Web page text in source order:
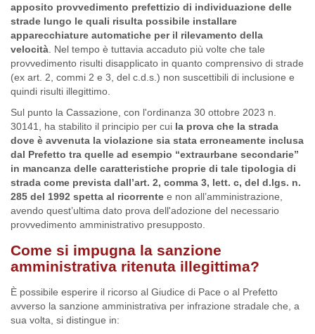
apposito provvedimento prefettizio di individuazione delle
strade lungo le quali risulta possibile installare
apparecchiature automatiche per il rilevamento della
velocità . Nel tempo è tuttavia accaduto più volte che tale
provvedimento risulti disapplicato in quanto comprensivo di strade
(ex art. 2, commi 2 e 3, del c.d.s.) non suscettibili di inclusione e
quindi risulti illegittimo.
Sul punto la Cassazione, con l'ordinanza 30 ottobre 2023 n.
30141, ha stabilito il principio per cui la prova che la strada
dove è avvenuta la violazione sia stata erroneamente inclusa
dal Prefetto tra quelle ad esempio “extraurbane secondarie”
in mancanza delle caratteristiche proprie di tale tipologia di
strada come prevista dall’art. 2, comma 3, lett. c, del d.lgs. n.
285 del 1992 spetta al ricorrente e non all’amministrazione,
avendo quest’ultima dato prova dell'adozione del necessario
provvedimento amministrativo presupposto.
Come si impugna la sanzione
amministrativa ritenuta illegittima?
È possibile esperire il ricorso al Giudice di Pace o al Prefetto
avverso la sanzione amministrativa per infrazione stradale che, a
sua volta, si distingue in: